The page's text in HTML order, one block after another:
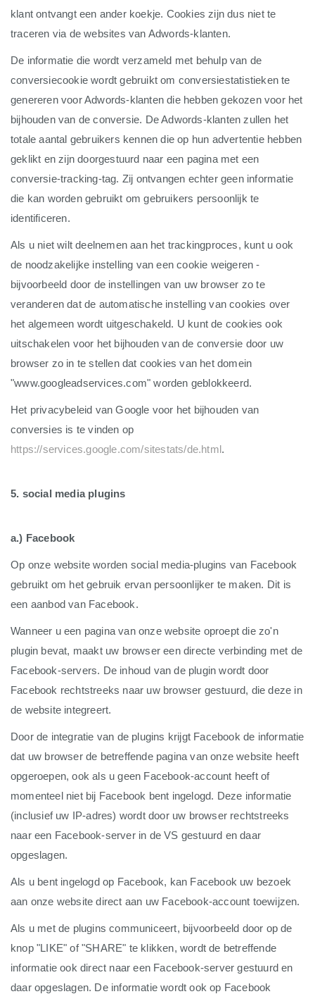
klant ontvangt een ander koekje. Cookies zijn dus niet te
traceren via de websites van Adwords-klanten.
De informatie die wordt verzameld met behulp van de
conversiecookie wordt gebruikt om conversiestatistieken te
genereren voor Adwords-klanten die hebben gekozen voor het
bijhouden van de conversie. De Adwords-klanten zullen het
totale aantal gebruikers kennen die op hun advertentie hebben
geklikt en zijn doorgestuurd naar een pagina met een
conversie-tracking-tag. Zij ontvangen echter geen informatie
die kan worden gebruikt om gebruikers persoonlijk te
identificeren.
Als u niet wilt deelnemen aan het trackingproces, kunt u ook
de noodzakelijke instelling van een cookie weigeren -
bijvoorbeeld door de instellingen van uw browser zo te
veranderen dat de automatische instelling van cookies over
het algemeen wordt uitgeschakeld. U kunt de cookies ook
uitschakelen voor het bijhouden van de conversie door uw
browser zo in te stellen dat cookies van het domein
"www.googleadservices.com" worden geblokkeerd.
Het privacybeleid van Google voor het bijhouden van
conversies is te vinden op
https://services.google.com/sitestats/de.html.
5. social media plugins
a.) Facebook
Op onze website worden social media-plugins van Facebook
gebruikt om het gebruik ervan persoonlijker te maken. Dit is
een aanbod van Facebook.
Wanneer u een pagina van onze website oproept die zo'n
plugin bevat, maakt uw browser een directe verbinding met de
Facebook-servers. De inhoud van de plugin wordt door
Facebook rechtstreeks naar uw browser gestuurd, die deze in
de website integreert.
Door de integratie van de plugins krijgt Facebook de informatie
dat uw browser de betreffende pagina van onze website heeft
opgeroepen, ook als u geen Facebook-account heeft of
momenteel niet bij Facebook bent ingelogd. Deze informatie
(inclusief uw IP-adres) wordt door uw browser rechtstreeks
naar een Facebook-server in de VS gestuurd en daar
opgeslagen.
Als u bent ingelogd op Facebook, kan Facebook uw bezoek
aan onze website direct aan uw Facebook-account toewijzen.
Als u met de plugins communiceert, bijvoorbeeld door op de
knop "LIKE" of "SHARE" te klikken, wordt de betreffende
informatie ook direct naar een Facebook-server gestuurd en
daar opgeslagen. De informatie wordt ook op Facebook